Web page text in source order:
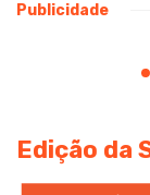
Publicidade
Edição da